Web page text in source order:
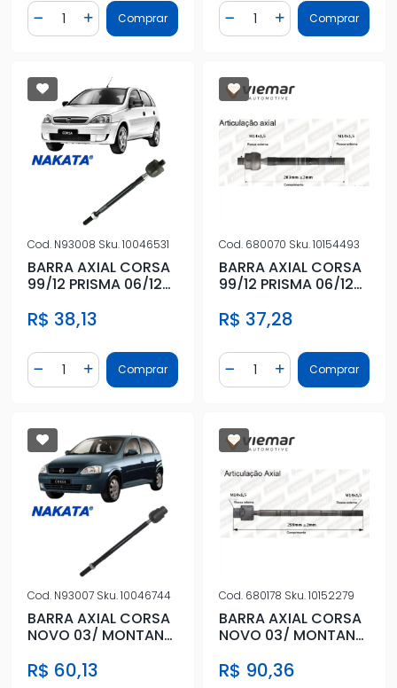
Diminuir Quantidade
Quantidade
Adicionar Quantidade
Comprar Diminuir Quantidade
Quantidade
AdicionarComprar
Cod. N93008 Sku.10046531
BARRA AXIAL CORSA
99/12 PRISMA 06/12
HIDRAULICA
R$ 38,13
Diminuir Quantidade
Quantidade
Adicionar Quantidade
Comprar
Cod. 680070 Sku.10154493
BARRA AXIAL CORSA
99/12 PRISMA 06/12
HIDRAULICA
R$ 37,28
Diminuir Quantidade
Quantidade
AdicionarComprar
Cod. N93007 Sku.10046744
BARRA AXIAL CORSA
NOVO 03/ MONTANA
MANUAL
R$ 60,13
Cod. 680178 Sku.10152279
BARRA AXIAL CORSA
NOVO 03/ MONTANA
MANUAL
R$ 90,36